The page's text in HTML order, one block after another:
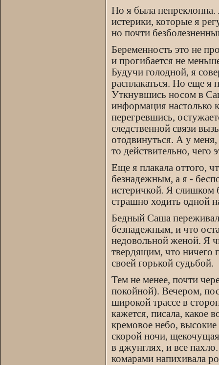
Но я была непреклонна.
истерики, которые я
но почти
Беременность это не
и прогибается не
Будучи голодной, я
расплакаться. Но еще я
Уткнувшись носом в
информация настолько
перегревшись,
следственной связи
отодвинуться. А у
то действительно, чего
Еще я плакала оттого,
безнадежным, а я -
истеричкой. Я слишком
страшно ходить одной
Бедный Саша
безнадежным, и что
недовольной женой. Я
твердящим, что ничего
своей горькой судьбой.
Тем не менее, почти
покойной). Вечером,
широкой трассе в
кажется, писала, какое
кремовое небо,
скорой ночи,
в джунглях, и все
комарами напихивала